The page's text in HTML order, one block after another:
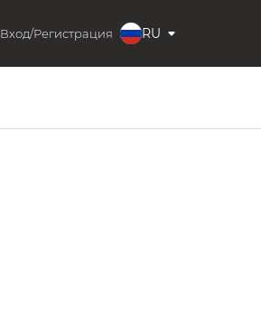
Вход/Регистрация RU